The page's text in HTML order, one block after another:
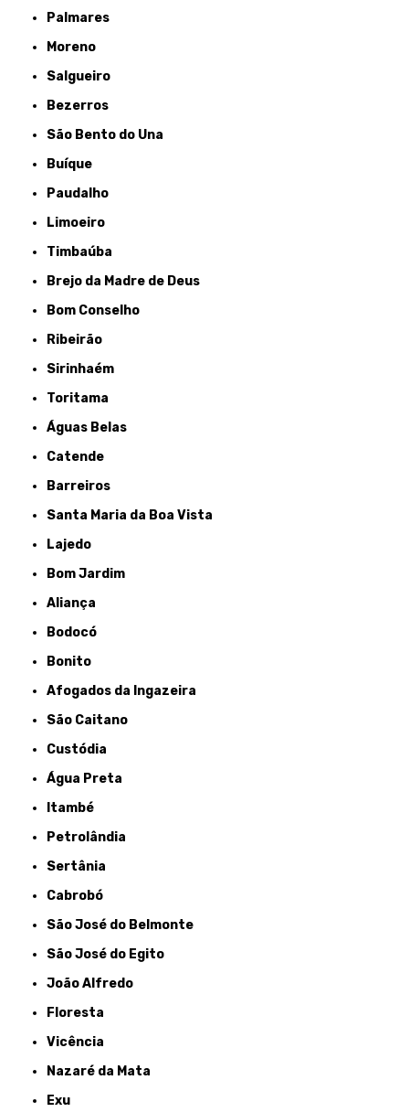
Palmares
Moreno
Salgueiro
Bezerros
São Bento do Una
Buíque
Paudalho
Limoeiro
Timbaúba
Brejo da Madre de Deus
Bom Conselho
Ribeirão
Sirinhaém
Toritama
Águas Belas
Catende
Barreiros
Santa Maria da Boa Vista
Lajedo
Bom Jardim
Aliança
Bodocó
Bonito
Afogados da Ingazeira
São Caitano
Custódia
Água Preta
Itambé
Petrolândia
Sertânia
Cabrobó
São José do Belmonte
São José do Egito
João Alfredo
Floresta
Vicência
Nazaré da Mata
Exu